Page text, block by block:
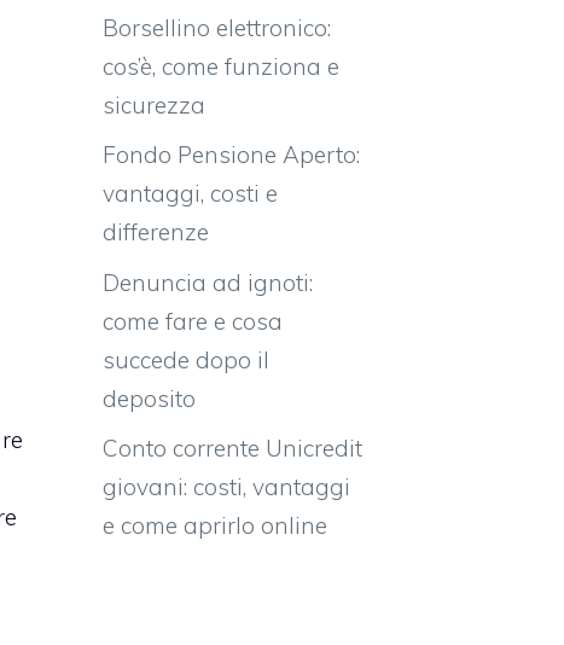
Borsellino elettronico:
cos’è, come funziona e
sicurezza
Fondo Pensione Aperto:
vantaggi, costi e
differenze
Denuncia ad ignoti:
come fare e cosa
succede dopo il
deposito
Conto corrente Unicredit
giovani: costi, vantaggi
e come aprirlo online